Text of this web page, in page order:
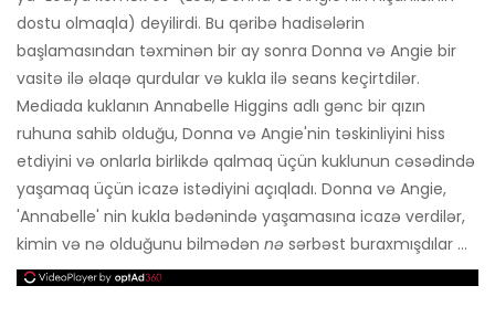
dostu olmaqla) deyilirdi. Bu qəribə hadisələrin
başlamasından təxminən bir ay sonra Donna və Angie bir
vasitə ilə əlaqə qurdular və kukla ilə seans keçirtdilər.
Mediada kuklanın Annabelle Higgins adlı gənc bir qızın
ruhuna sahib olduğu, Donna və Angie'nin təskinliyini hiss
etdiyini və onlarla birlikdə qalmaq üçün kuklunun cəsədində
yaşamaq üçün icazə istədiyini açıqladı. Donna və Angie,
'Annabelle' nin kukla bədənində yaşamasına icazə verdilər,
kimin və nə olduğunu bilmədən nə sərbəst buraxmışdılar ...